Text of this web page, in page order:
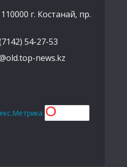
110000 г. Костанай, пр.
54-27-53
news.kz